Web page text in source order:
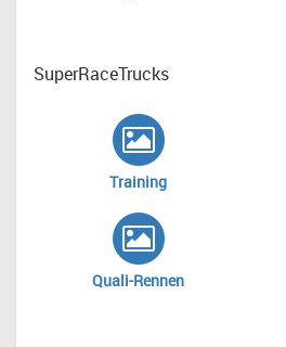
SuperRaceTrucks
Training
Quali-Rennen